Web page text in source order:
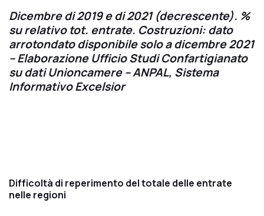
Dicembre di 2019 e di 2021 (decrescente). %
su relativo tot. entrate. Costruzioni: dato
arrotondato disponibile solo a dicembre 2021
– Elaborazione Ufficio Studi Confartigianato
su dati Unioncamere – ANPAL, Sistema
Informativo Excelsior
Difficoltà di reperimento del totale delle entrate
nelle regioni